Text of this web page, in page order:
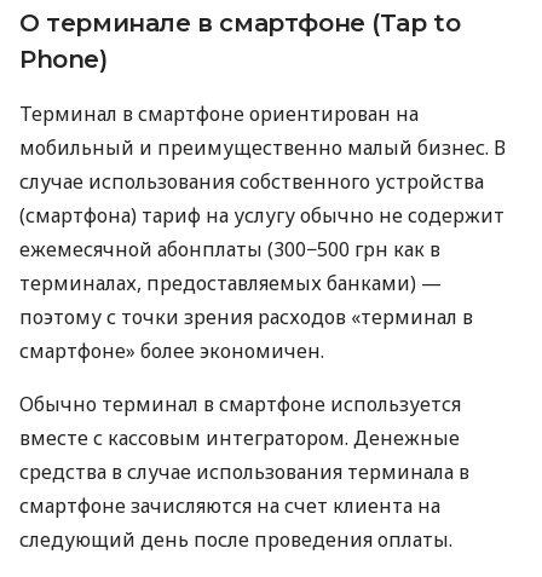
О терминале в смартфоне (Tap to
Phone)
Терминал в смартфоне ориентирован на
мобильный и преимущественно малый бизнес. В
случае использования собственного устройства
(смартфона) тариф на услугу обычно не содержит
ежемесячной абонплаты (300−500 грн как в
терминалах, предоставляемых банками) —
поэтому с точки зрения расходов «терминал в
смартфоне» более экономичен.
Обычно терминал в смартфоне используется
вместе с кассовым интегратором. Денежные
средства в случае использования терминала в
смартфоне зачисляются на счет клиента на
следующий день после проведения оплаты.